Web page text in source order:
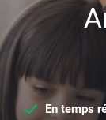
En temps